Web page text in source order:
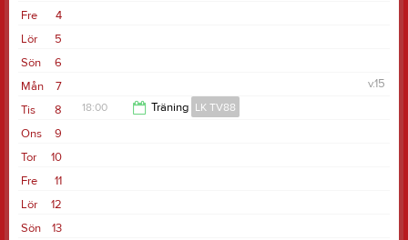
4
Fre
5
Lör
6
Sön
7
Mån
v.15
8
Tis 18:00 Träning LK TV88
9
Ons
10
Tor
11
Fre
12
Lör
13
Sön